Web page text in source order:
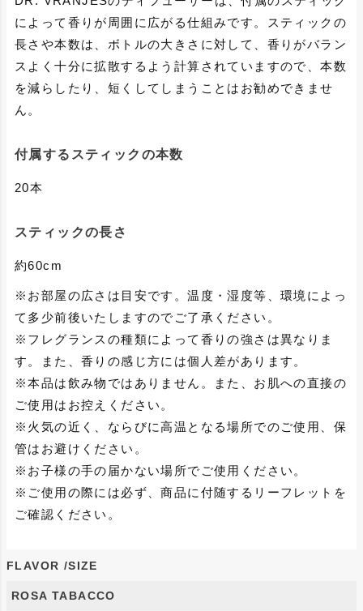
によって香りが周囲に広がる仕組みです。スティックの
長さや本数は、ボトルの大きさに対して、香りがバラン
スよく十分に拡散するよう計算されていますので、本数
を減らしたり、短くしてしまうことはお勧めできませ
ん。
付属するスティックの本数
20本
スティックの長さ
約60cm
※お部屋の広さは目安です。温度・湿度等、環境によっ
て多少前後いたしますのでご了承ください。
※フレグランスの種類によって香りの強さは異なりま
す。また、香りの感じ方には個人差があります。
※本品は飲み物ではありません。また、お肌への直接の
ご使用はお控えください。
※火気の近く、ならびに高温となる場所でのご使用、保
管はお避けください。
※お子様の手の届かない場所でご使用ください。
※ご使用の際には必ず、商品に付随するリーフレットを
ご確認ください。
FLAVOR SIZE
ROSA TABACCO